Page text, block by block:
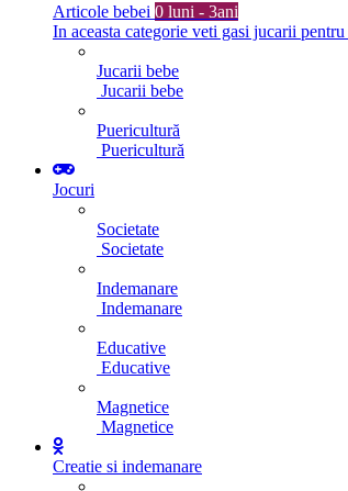
Articole bebei 0 luni - 3ani
In aceasta categorie veti gasi jucarii
Jucarii bebe
Jucarii bebe
Puericultură
Puericultură
Jocuri
Societate
Societate
Indemanare
Indemanare
Educative
Educative
Magnetice
Magnetice
Creatie si indemanare